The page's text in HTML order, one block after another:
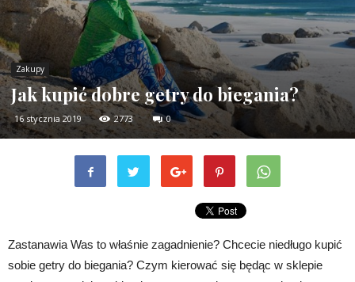
Zakupy
Jak kupić dobre getry do biegania?
16 stycznia 2019 2773 0
Zastanawia Was to właśnie zagadnienie? Chcecie niedługo kupić
sobie getry do biegania? Czym kierować się będąc w sklepie